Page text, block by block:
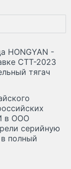
HONGYAN -
СТТ-2023
тягач
в ООО
серийную
полный